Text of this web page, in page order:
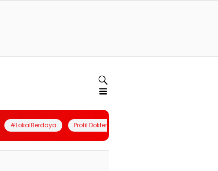
#LokalBerdaya Profil Dokter